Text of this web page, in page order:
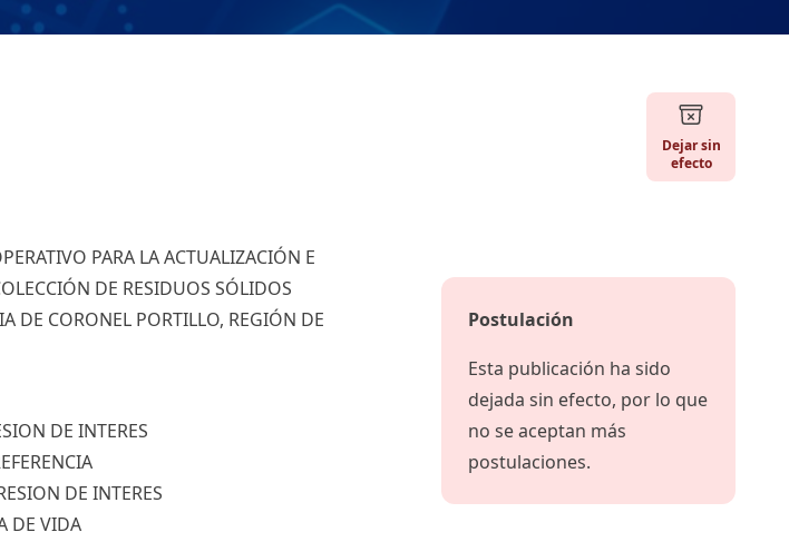
Dejar sin
efecto
PARA LA ACTUALIZACIÓN E
DE RESIDUOS SÓLIDOS
DE CORONEL PORTILLO, REGIÓN DE
DE INTERES
DE INTERES
DE VIDA
Postulación
Esta publicación ha sido
dejada sin efecto, por lo que
no se aceptan más
postulaciones.